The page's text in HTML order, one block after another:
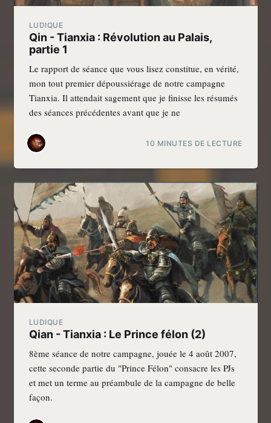
LUDIQUE
Qin - Tianxia : Révolution au Palais,
partie 1
Le rapport de séance que vous lisez constitue, en vérité,
mon tout premier dépoussiérage de notre campagne
Tianxia. Il attendait sagement que je finisse les résumés
des séances précédentes avant que je ne
10 MINUTES DE LECTURE
LUDIQUE
Qian - Tianxia : Le Prince félon (2)
8ème séance de notre campagne, jouée le 4 août 2007,
cette seconde partie du "Prince Félon" consacre les PJs
et met un terme au préambule de la campagne de belle
façon.